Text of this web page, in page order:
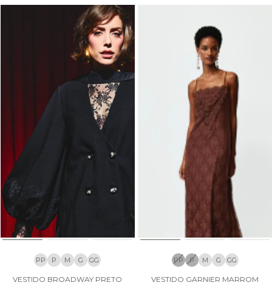
PP P M G GG
VESTIDO BROADWAY PRETO
PP P M G GG
VESTIDO GARNIER MARROM